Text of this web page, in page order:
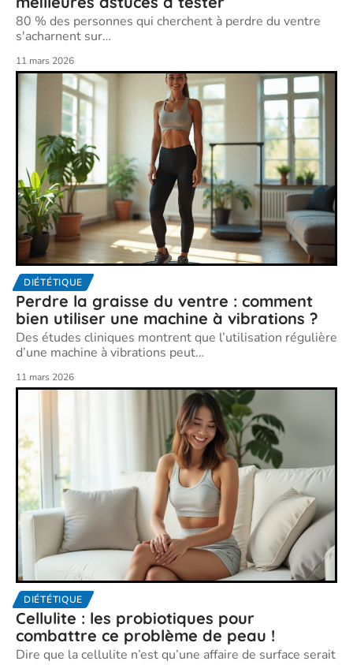
80 % des personnes qui cherchent à perdre du ventre
s'acharnent sur…
11 mars 2026
DIÉTÉTIQUE
Perdre la graisse du ventre : comment
bien utiliser une machine à vibrations ?
Des études cliniques montrent que l’utilisation régulière
d’une machine à vibrations peut…
11 mars 2026
DIÉTÉTIQUE
Cellulite : les probiotiques pour
combattre ce problème de peau !
Dire que la cellulite n’est qu’une affaire de surface serait